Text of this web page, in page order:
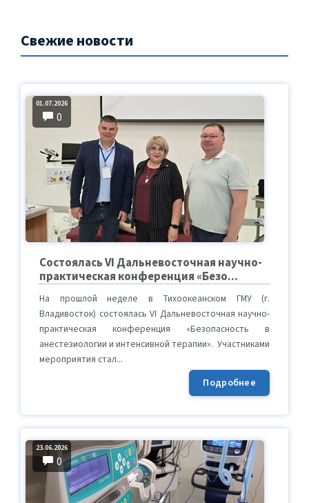
Свежие новости
01.07.2026
0
Состоялась VI Дальневосточная научно-
практическая конференция «Безо...
На прошлой неделе в Тихоокеанском ГМУ (г.
Владивосток) состоялась VI Дальневосточная научно-
практическая конференция «Безопасность в
анестезиологии и интенсивной терапии». Участниками
мероприятия стал...
Подробнее
23.06.2026
0